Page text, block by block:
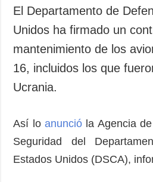
ADICIONAL
Podcasts
Publicaciones
Entrevistas
Fotos
Releases
El Departamento de
Unidos ha firmado un
mantenimiento de los
16, incluidos los que
Ucrania.
Así lo anunció la Agencia
Seguridad del
Estados Unidos (DSCA),